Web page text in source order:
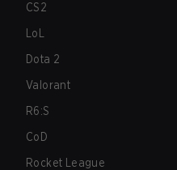
CS2
LoL
Dota 2
Valorant
R6:S
CoD
Rocket League